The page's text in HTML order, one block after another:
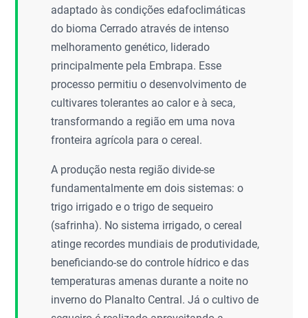
adaptado às condições edafoclimáticas
do bioma Cerrado através de intenso
melhoramento genético, liderado
principalmente pela Embrapa. Esse
processo permitiu o desenvolvimento de
cultivares tolerantes ao calor e à seca,
transformando a região em uma nova
fronteira agrícola para o cereal.
A produção nesta região divide-se
fundamentalmente em dois sistemas: o
trigo irrigado e o trigo de sequeiro
(safrinha). No sistema irrigado, o cereal
atinge recordes mundiais de produtividade,
beneficiando-se do controle hídrico e das
temperaturas amenas durante a noite no
inverno do Planalto Central. Já o cultivo de